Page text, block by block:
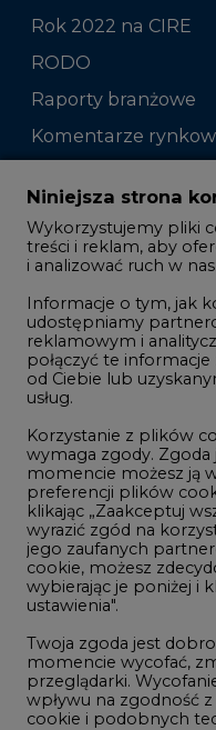
Rok 2022 na CIRE
RODO
Raporty branżowe
Komentarze
Zmiany kadrowe
Studio CIRE
Rozmowy o
Gospodarka
Geopolityka
LTE450
Innowacje i AI
Telekomunikacja i
Handel emisjami
Wodór
Górnictwo
Atom
Fotowoltaika
Niniejsza strona
Wykorzystujemy pliki
treści i reklam, aby
i analizować ruch w
Informacje o tym, jak
udostępniamy
reklamowym i
połączyć te
od Ciebie lub
usług.
Korzystanie z plików
wymaga zgody.
momencie możesz ją
preferencji plików
klikając „Zaakceptuj
wyrazić zgód na
jego zaufanych
cookie, możesz
wybierając je poniżej i
ustawienia".
Twoja zgoda jest
momencie wycofać,
przeglądarki.
wpływu na zgodność
cookie i podobnych